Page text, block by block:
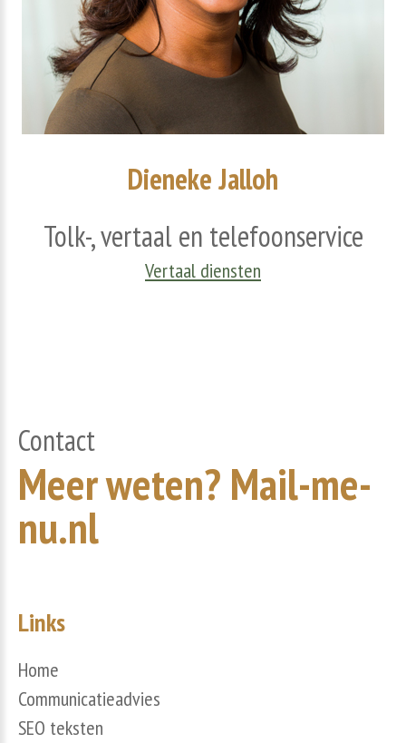
DienekeJalloh
Tolk-,vertaal en telefoonservice
Vertaal diensten
Contact
Meerweten? Mail-me-
nu.nl
Links
Home
Communicatieadvies
SEO teksten